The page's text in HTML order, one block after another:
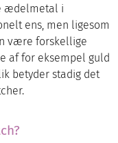
ædelmetal i
ens, men ligesom
være forskellige
af for eksempel guld
betyder stadig det